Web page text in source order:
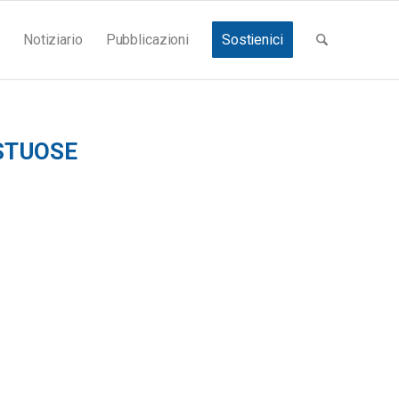
Notiziario Pubblicazioni Sostienici